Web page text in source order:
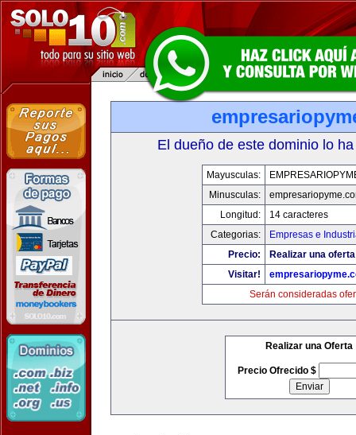
El dueño de este dominio lo
Mayusculas:
Minusculas:
Longitud:
14 caracteres
Categorias:
Empresas e
Precio:
Realizar una
Visitar!
Serán consideradas
Realizar una Oferta
Precio Ofrecido $